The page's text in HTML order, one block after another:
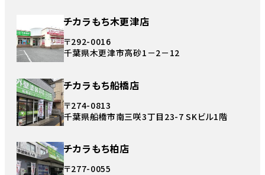
チカラもち木更津店
〒292-0016
千葉県木更津市高砂1－2－12
チカラもち船橋店
〒274-0813
千葉県船橋市南三咲3丁目23-7 SKビル1階
チカラもち柏店
〒277-0055